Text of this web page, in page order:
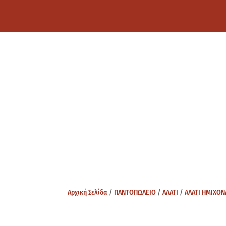
Αρχική Σελίδα / ΠΑΝΤΟΠΩΛΕΙΟ /ΑΛΑΤΙ /ΑΛΑΤΙ